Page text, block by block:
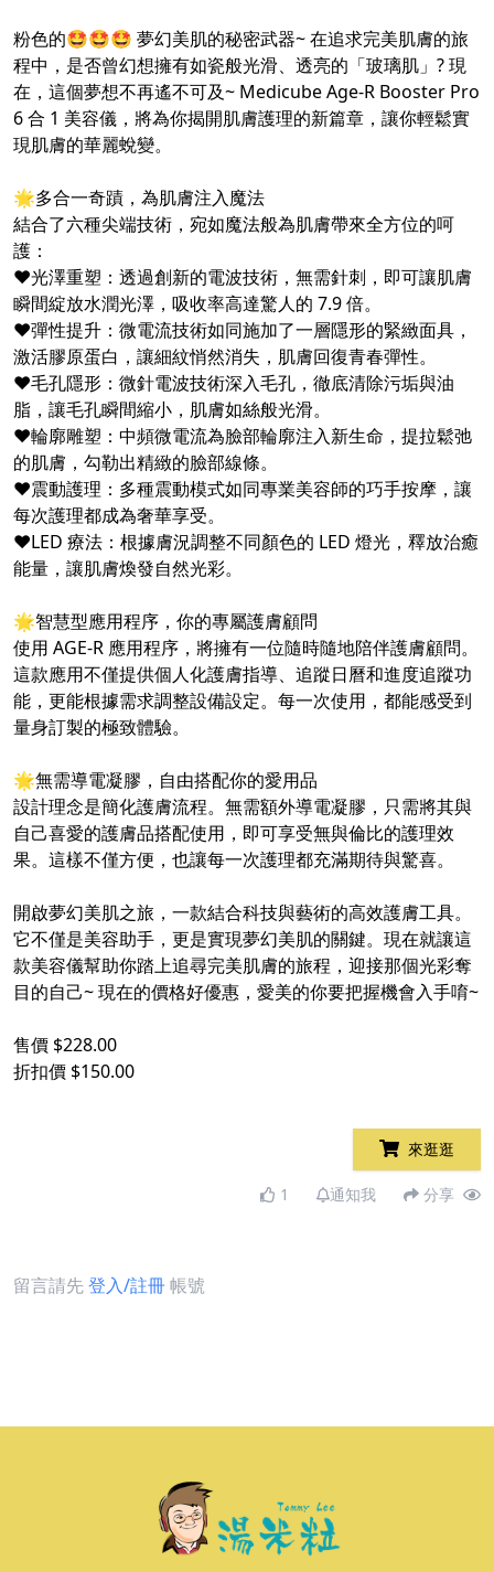
粉色的🤩🤩🤩 夢幻美肌的秘密武器~ 在追求完美肌膚的旅
程中，是否曾幻想擁有如瓷般光滑、透亮的「玻璃肌」? 現
在，這個夢想不再遙不可及~ Medicube Age-R Booster Pro
6 合 1 美容儀，將為你揭開肌膚護理的新篇章，讓你輕鬆實
現肌膚的華麗蛻變。
🌟多合一奇蹟，為肌膚注入魔法
結合了六種尖端技術，宛如魔法般為肌膚帶來全方位的呵
護：
❤️光澤重塑：透過創新的電波技術，無需針刺，即可讓肌膚
瞬間綻放水潤光澤，吸收率高達驚人的 7.9 倍。
❤️彈性提升：微電流技術如同施加了一層隱形的緊緻面具，
激活膠原蛋白，讓細紋悄然消失，肌膚回復青春彈性。
❤️毛孔隱形：微針電波技術深入毛孔，徹底清除污垢與油
脂，讓毛孔瞬間縮小，肌膚如絲般光滑。
❤️輪廓雕塑：中頻微電流為臉部輪廓注入新生命，提拉鬆弛
的肌膚，勾勒出精緻的臉部線條。
❤️震動護理：多種震動模式如同專業美容師的巧手按摩，讓
每次護理都成為奢華享受。
❤️LED 療法：根據膚況調整不同顏色的 LED 燈光，釋放治癒
能量，讓肌膚煥發自然光彩。
🌟智慧型應用程序，你的專屬護膚顧問
使用 AGE-R 應用程序，將擁有一位隨時隨地陪伴護膚顧問。
這款應用不僅提供個人化護膚指導、追蹤日曆和進度追蹤功
能，更能根據需求調整設備設定。每一次使用，都能感受到
量身訂製的極致體驗。
🌟無需導電凝膠，自由搭配你的愛用品
設計理念是簡化護膚流程。無需額外導電凝膠，只需將其與
自己喜愛的護膚品搭配使用，即可享受無與倫比的護理效
果。這樣不僅方便，也讓每一次護理都充滿期待與驚喜。
開啟夢幻美肌之旅，一款結合科技與藝術的高效護膚工具。
它不僅是美容助手，更是實現夢幻美肌的關鍵。現在就讓這
款美容儀幫助你踏上追尋完美肌膚的旅程，迎接那個光彩奪
目的自己~ 現在的價格好優惠，愛美的你要把握機會入手唷~
售價 $228.00
折扣價 $150.00
來逛逛
1 通知我 分享
留言請先登入/註冊帳號